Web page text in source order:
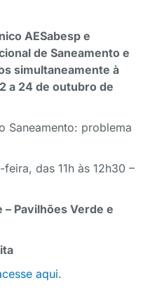
AESabesp e
de Saneamento e
simultaneamente à
a 24 de outubro de
Saneamento: problema
das 11h às 12h30 –
Pavilhões Verde e
aqui.